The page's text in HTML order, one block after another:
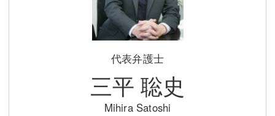
労働問題（解雇，残業等）
代表弁護士
三平 聡史
Mihira Satoshi